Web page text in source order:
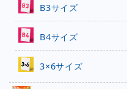
B3サイズ
B4サイズ
3×6サイズ